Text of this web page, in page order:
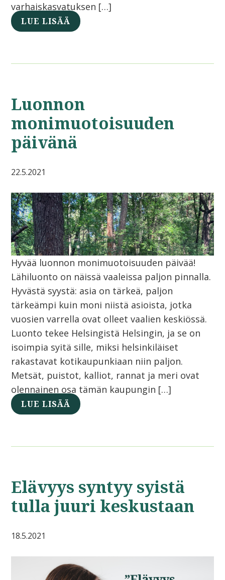
varhaiskasvatuksen […]
LUE LISÄÄ
Luonnon
monimuotoisuuden
päivänä
22.5.2021
Hyvää luonnon monimuotoisuuden päivää!
Lähiluonto on näissä vaaleissa paljon pinnalla.
Hyvästä syystä: asia on tärkeä, paljon
tärkeämpi kuin moni niistä asioista, jotka
vuosien varrella ovat olleet vaalien keskiössä.
Luonto tekee Helsingistä Helsingin, ja se on
isoimpia syitä sille, miksi helsinkiläiset
rakastavat kotikaupunkiaan niin paljon.
Metsät, puistot, kalliot, rannat ja meri ovat
olennainen osa tämän kaupungin […]
LUE LISÄÄ
Elävyys syntyy syistä
tulla juuri keskustaan
18.5.2021